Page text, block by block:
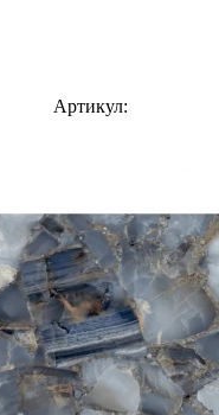
Артикул: